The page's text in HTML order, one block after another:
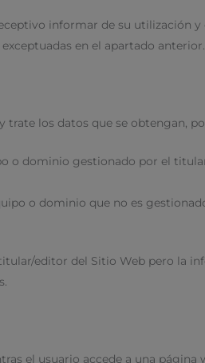
informar de su utilización
en el apartado anterior.
trate los datos que se obtengan,
o dominio gestionado por el
o dominio que no es
editor del Sitio Web pero la
el usuario accede a una página